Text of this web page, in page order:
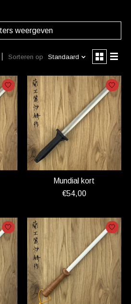
weergeven
Sorteren op Standaard
Mundial kort
€54,00